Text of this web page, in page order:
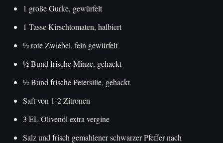
1 große Gurke, gewürfelt
1 Tasse Kirschtomaten, halbiert
½ rote Zwiebel, fein gewürfelt
½ Bund frische Minze, gehackt
½ Bund frische Petersilie, gehackt
Saft von 1-2 Zitronen
3 EL Olivenöl extra vergine
Salz und frisch gemahlener schwarzer Pfeffer nach